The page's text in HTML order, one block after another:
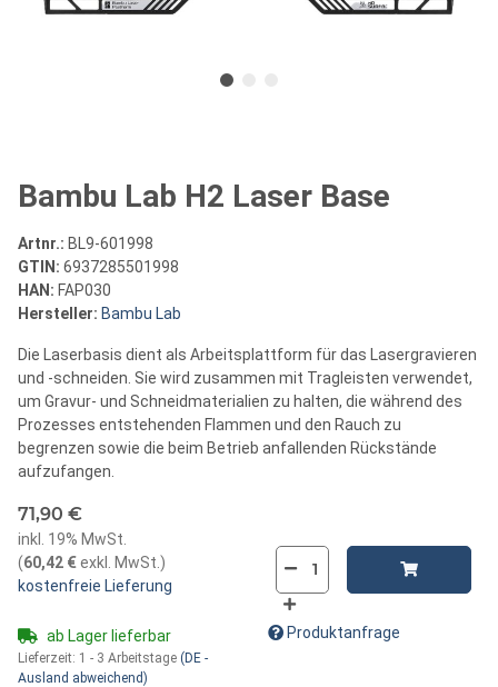
Bambu Lab H2 Laser Base
Artnr.: BL9-601998
GTIN: 6937285501998
HAN: FAP030
Hersteller: Bambu Lab
Die Laserbasis dient als Arbeitsplattform für das Lasergravieren
und -schneiden. Sie wird zusammen mit Tragleisten verwendet,
um Gravur- und Schneidmaterialien zu halten, die während des
Prozesses entstehenden Flammen und den Rauch zu
begrenzen sowie die beim Betrieb anfallenden Rückstände
aufzufangen.
71,90 €
inkl. 19% MwSt.
(60,42 €exkl. MwSt. )
kostenfreie Lieferung
ab Lager lieferbar
Lieferzeit: 1 - 3 Arbeitstage (DE -
Ausland abweichend)
Produktanfrage